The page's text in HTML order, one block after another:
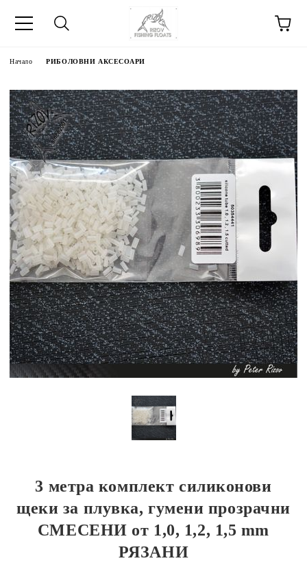
Начало РИБОЛОВНИ АКСЕСОАРИ
3 метра комплект силиконови
щеки за плувка, гумени прозрачни
СМЕСЕНИ от 1,0, 1,2, 1,5 mm
РЯЗАНИ